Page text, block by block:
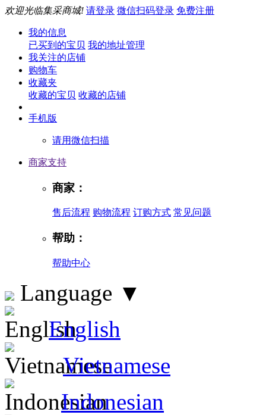
欢迎光临集采商城! 请登录 微信扫码登录 免费注册
我的信息
已买到的宝贝 我的地址管理
我关注的店铺
购物车
收藏夹
收藏的宝贝 收藏的店铺
手机版
请用微信扫描
商家支持
商家：
售后流程 购物流程 订购方式 常见问题
帮助：
帮助中心
Language ▼
English
Vietnamese
Indonesian